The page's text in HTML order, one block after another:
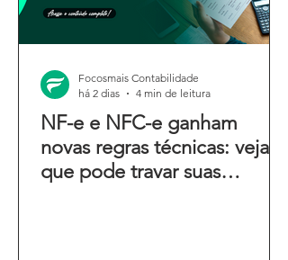
NF-e e NFC-e ganham
novas regras técnicas: veja o
que pode travar suas
Focosmais Contabilidade
há 2 dias
4 min de leitura